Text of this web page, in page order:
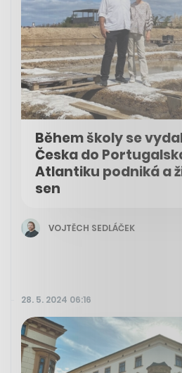
Během školy se
Česka do
Atlantiku podniká a
sen
VOJTĚCH SEDLÁČEK
28. 5. 2024 06:16